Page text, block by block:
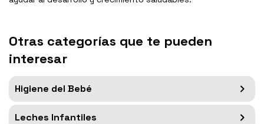
Otras categorías que te pueden
interesar
Higiene del Bebé
Leches Infantiles